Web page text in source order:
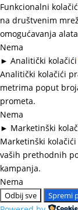
Funkcionalni
na društvenim
omogućavanja
Nema
► Analitički kolačići
Analitički kolačići
metrima poput
prometa.
Nema
► Marketinški
Marketinški
vaših prethodnih
kampanja.
Nema
Odbij sve Spremi